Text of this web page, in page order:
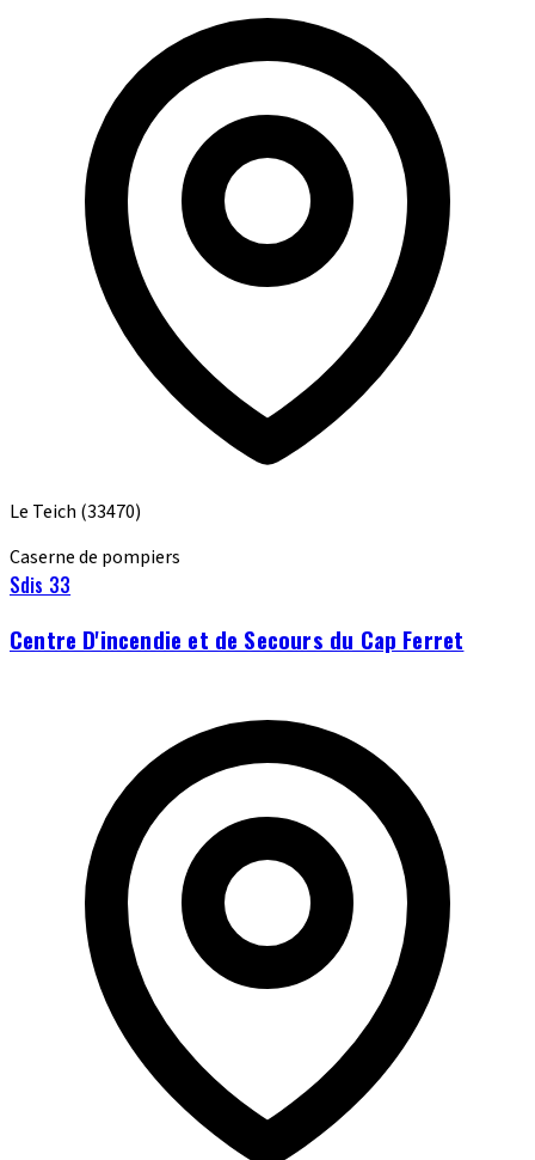
Le Teich (33470)
Caserne de pompiers
Sdis 33
Centre D'incendie et de Secours du Cap Ferret